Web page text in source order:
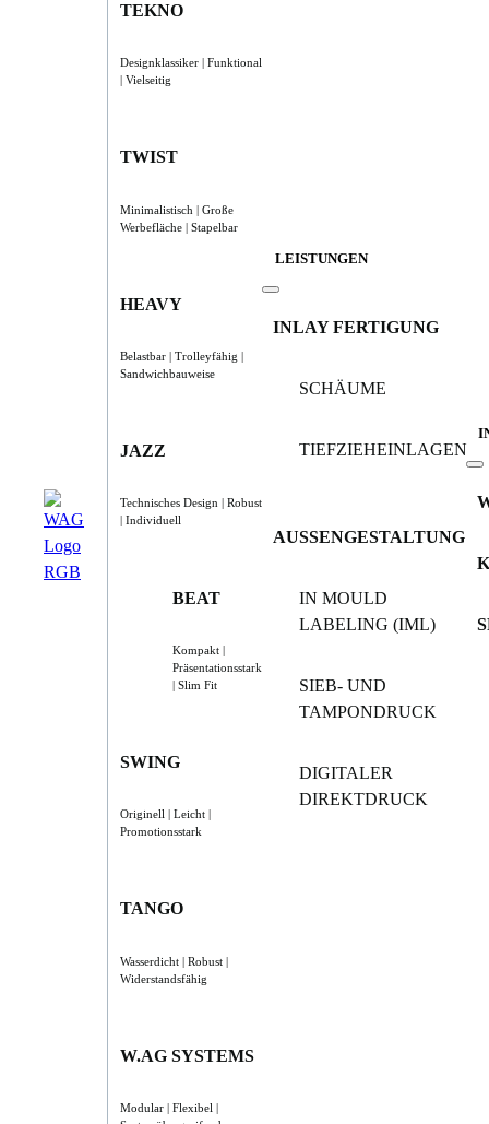
TEKNO
Designklassiker | Funktional
| Vielseitig
TWIST
Minimalistisch | Große
Werbefläche | Stapelbar
HEAVY
Belastbar | Trolleyfähig |
Sandwichbauweise
JAZZ
Technisches Design | Robust
| Individuell
BEAT
Kompakt |
Präsentationsstark
| Slim Fit
SWING
Originell | Leicht |
Promotionsstark
TANGO
Wasserdicht | Robust |
Widerstandsfähig
W.AG SYSTEMS
Modular | Flexibel |
LEISTUNGEN
INLAY FERTIGUNG
SCHÄUME
TIEFZIEHEINLAGEN
AUSSENGESTALTUNG
IN MOULD
LABELING (IML)
SIEB- UND
TAMPONDRUCK
DIGITALER
DIREKTDRUCK